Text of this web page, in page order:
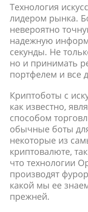
Технология
лидером рынка.
невероятно
надежную
секунды. Не
но и принимать
портфелем и все
Криптоботы с
как известно,
способом
обычные боты
некоторые из
криптовалюте,
что технологии
производят
какой мы ее
прежней.